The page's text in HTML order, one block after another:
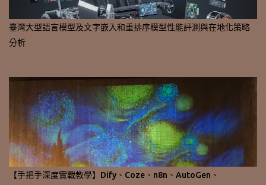
臺灣大型語言模型及文字嵌入和重排序模型性能評測與在地化策略
分析
【手把手深度實戰教學】Dify、Coze、n8n、AutoGen、